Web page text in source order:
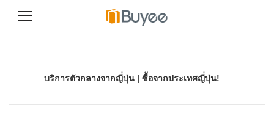
บริการตัวกลางจากญี่ปุ่น | ซื้อจากประเทศญี่ปุ่น!